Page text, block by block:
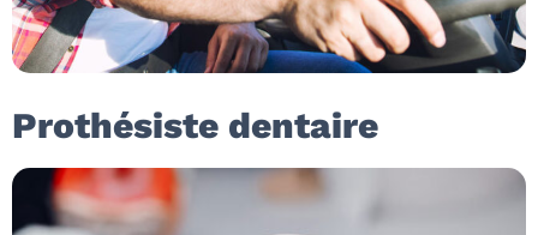
Prothésiste dentaire